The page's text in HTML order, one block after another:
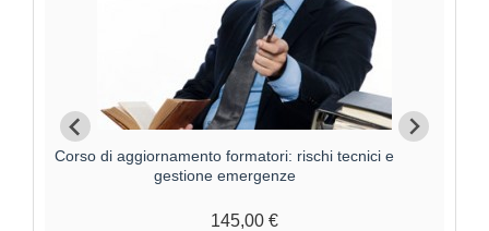
Corso di aggiornamento formatori: rischi tecnici e
gestione emergenze
145,00 €